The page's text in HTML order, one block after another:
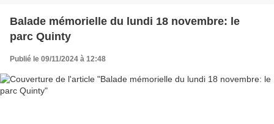
Balade mémorielle du lundi 18 novembre: le
parc Quinty
Publié le 09/11/2024 à 12:48